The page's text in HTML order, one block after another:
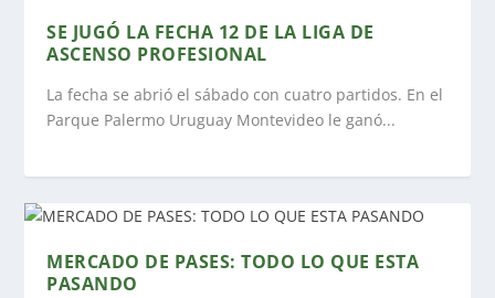
SE JUGÓ LA FECHA 12 DE LA LIGA DE
ASCENSO PROFESIONAL
La fecha se abrió el sábado con cuatro partidos. En el
Parque Palermo Uruguay Montevideo le ganó...
MERCADO DE PASES: TODO LO QUE ESTA
PASANDO